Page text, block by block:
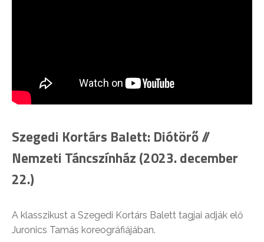
Szegedi Kortárs Balett: Diótörő //
Nemzeti Táncszínház (2023. december
22.)
A klasszikust a Szegedi Kortárs Balett tagjai adják elő
Juronics Tamás koreográfiájában.